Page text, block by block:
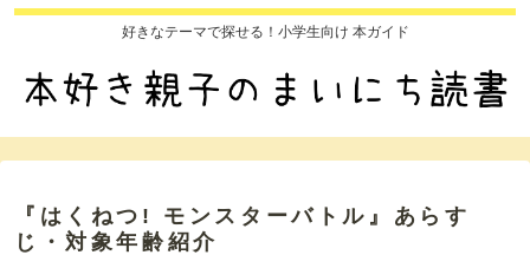
好きなテーマで探せる！小学生向け 本ガイド
『はくねつ! モンスターバトル』あらす
じ・対象年齢紹介